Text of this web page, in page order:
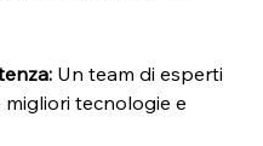
Un team di esperti
tecnologie e